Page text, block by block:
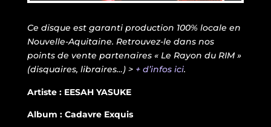
Ce disque est garanti production 100% locale en
Nouvelle-Aquitaine. Retrouvez-le dans nos
points de vente partenaires « Le Rayon du RIM »
(disquaires, libraires…) > + d’infos ici.
Artiste : EESAH YASUKE
Album : Cadavre Exquis